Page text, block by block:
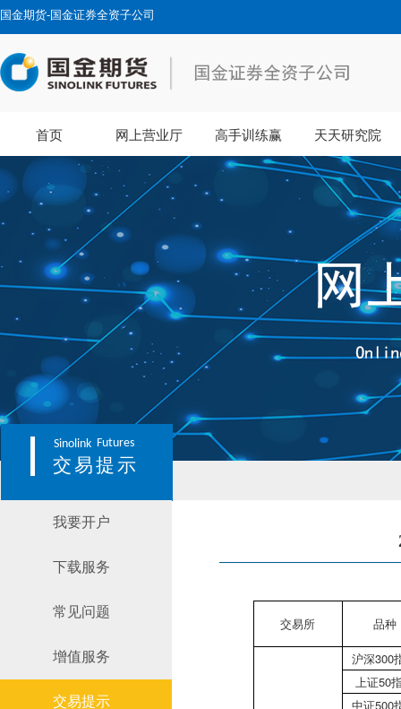
国金期货-国金证券全资子公司
首页 网上营业厅 高手训练赢 天天研究院
Sinolink Futures
交易提示
我要开户
下载服务
常见问题
增值服务
交易提示
交易所 品种
沪深300
上证50
中证500